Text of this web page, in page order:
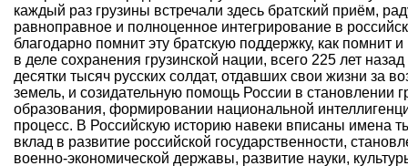
каждый раз грузины встречали здесь братский приём,
равноправное и полноценное интегрирование в
благодарно помнит эту братскую поддержку, как помнит
в деле сохранения грузинской нации, всего 225 лет
десятки тысяч русских солдат, отдавших свои жизни за
земель, и созидательную помощь России в становлении
образования, формировании национальной
процесс. В Российскую историю навеки вписаны имена
вклад в развитие российской государственности,
военно-экономической державы, развитие науки,